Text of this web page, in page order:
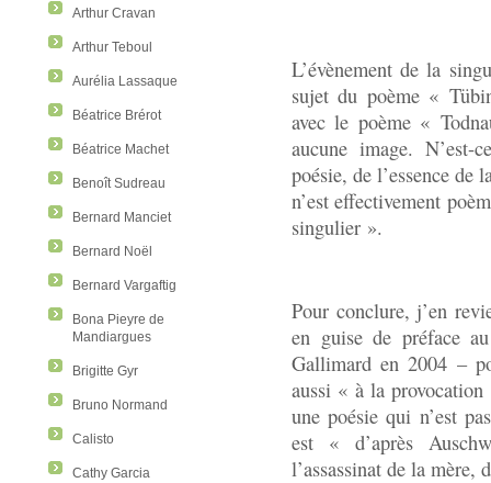
Arthur Cravan
Arthur Teboul
Aurélia Lassaque
Béatrice Brérot
Béatrice Machet
Benoît Sudreau
Bernard Manciet
Bernard Noël
Bernard Vargaftig
Bona Pieyre de
Mandiargues
Brigitte Gyr
Bruno Normand
Calisto
Cathy Garcia
L’évènement de la
sujet du poème «
avec le poème «
aucune image.
poésie, de l’essence de
n’est effectivement
singulier ».
Pour conclure, j’en
en guise de préface
Gallimard en 2004 –
aussi « à la provocation
une poésie qui n’est
est « d’après
l’assassinat de la mère,